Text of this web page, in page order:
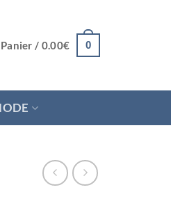
Panier / 0.00€ 0